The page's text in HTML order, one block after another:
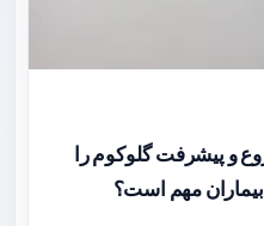
و پیشرفت گلوکوم را
بیماران مهم است؟